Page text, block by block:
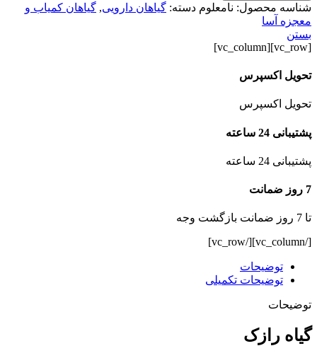
شناسه محصول: نامعلوم دسته: گیاهان دارویی, گیاهان کمیاب و
معجزه آسا
بستن
[vc_row][vc_column]
تحویل اکسپرس
تحویل اکسپرس
پشتیبانی 24 ساعته
پشتیبانی 24 ساعته
7 روز ضمانت
تا 7 روز ضمانت بازگشت وجه
[/vc_column][/vc_row]
توضیحات
توضیحات تکمیلی
توضیحات
گیاه رازک